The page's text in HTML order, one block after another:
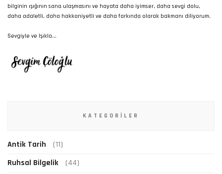
bilginin ışığının sana ulaşmasını ve hayata daha iyimser, daha sevgi dolu,
daha adaletli, daha hakkaniyetli ve daha farkında olarak bakmanı diliyorum.
Sevgiyle ve Işıkla...
KATEGORILER
Antik Tarih
(11)
Ruhsal Bilgelik
(44)